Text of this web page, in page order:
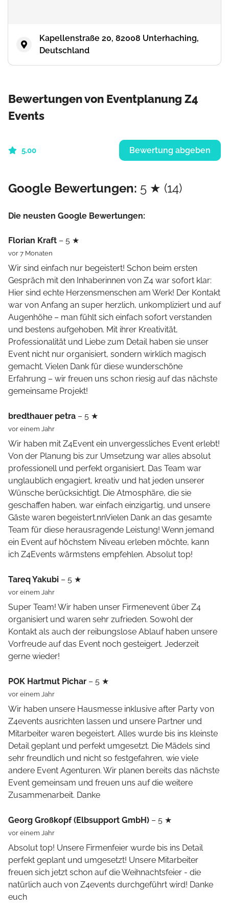
Kapellenstraße 20, 82008 Unterhaching,
Deutschland
Bewertungen von Eventplanung Z4
Events
5.00 Bewertung abgeben
Google Bewertungen: 5 ★ (14)
Die neusten Google Bewertungen:
Florian Kraft – 5 ★
vor 7 Monaten
Wir sind einfach nur begeistert! Schon beim ersten
Gespräch mit den Inhaberinnen von Z4 war sofort klar:
Hier sind echte Herzensmenschen am Werk! Der Kontakt
war von Anfang an super herzlich, unkompliziert und auf
Augenhöhe – man fühlt sich einfach sofort verstanden
und bestens aufgehoben. Mit ihrer Kreativität,
Professionalität und Liebe zum Detail haben sie unser
Event nicht nur organisiert, sondern wirklich magisch
gemacht. Vielen Dank für diese wunderschöne
Erfahrung – wir freuen uns schon riesig auf das nächste
gemeinsame Projekt!
bredthauer petra – 5 ★
vor einem Jahr
Wir haben mit Z4Event ein unvergessliches Event erlebt!
Von der Planung bis zur Umsetzung war alles absolut
professionell und perfekt organisiert. Das Team war
unglaublich engagiert, kreativ und hat jeden unserer
Wünsche berücksichtigt. Die Atmosphäre, die sie
geschaffen haben, war einfach einzigartig, und unsere
Gäste waren begeistert.nnVielen Dank an das gesamte
Team für diese herausragende Leistung! Wenn jemand
ein Event auf höchstem Niveau erleben möchte, kann
ich Z4Events wärmstens empfehlen. Absolut top!
Tareq Yakubi – 5 ★
vor einem Jahr
Super Team! Wir haben unser Firmenevent über Z4
organisiert und waren sehr zufrieden. Sowohl der
Kontakt als auch der reibungslose Ablauf haben unsere
Vorfreude auf das Event noch gesteigert. Jederzeit
gerne wieder!
POK Hartmut Pichar – 5 ★
vor einem Jahr
Wir haben unsere Hausmesse inklusive after Party von
Z4events ausrichten lassen und unsere Partner und
Mitarbeiter waren begeistert. Alles wurde bis ins kleinste
Detail geplant und perfekt umgesetzt. Die Mädels sind
sehr freundlich und nicht so festgefahren, wie viele
andere Event Agenturen. Wir planen bereits das nächste
Event gemeinsam und freuen uns auf die weitere
Zusammenarbeit. Danke
Georg Großkopf (Elbsupport GmbH) – 5 ★
vor einem Jahr
Absolut top! Unsere Firmenfeier wurde bis ins Detail
perfekt geplant und umgesetzt! Unsere Mitarbeiter
freuen sich jetzt schon auf die Weihnachtsfeier - die
natürlich auch von Z4events durchgeführt wird! Danke
euch